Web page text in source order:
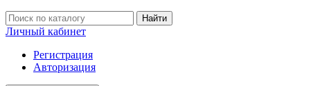
Найти
Личный кабинет
Регистрация
Авторизация